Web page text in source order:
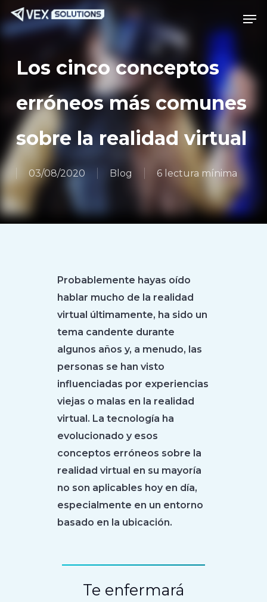
Saltar
al
principalLos cinco conceptos
erróneos más comunes
sobre la realidad virtual
03/08/2020 Blog 6 lectura mínima
Probablemente hayas oído
hablar mucho de la realidad
virtual últimamente, ha sido un
tema candente durante
algunos años y, a menudo, las
personas se han visto
influenciadas por experiencias
viejas o malas en la realidad
virtual. La tecnología ha
evolucionado y esos
conceptos erróneos sobre la
realidad virtual en su mayoría
no son aplicables hoy en día,
especialmente en un entorno
basado en la ubicación.
Te enfermará